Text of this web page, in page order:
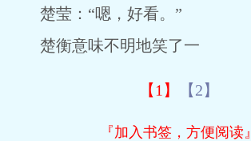
楚莹：“嗯，好看。”
楚衡意味不明地笑了一
【1】 【2】
『加入书签，方便阅读』